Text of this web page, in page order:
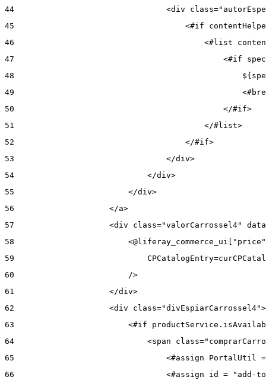
44
<div
45
<#if
46
<#list
47
<#if
48
49
50
                                            </#if>
51
                                        </#list>
52
                                    </#if>
53
                                </div>
54
                            </div>
55
                        </div>
56
                    </a>
57
<div class="valorCarrossel4"
58
59
60
                        />
61
                    </div>
62
<div
63
<#if
64
<span
65
<#assign PortalUtil
66
<#assign id = "add-